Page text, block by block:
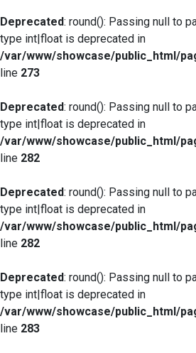
Deprecated: round(): Passing null to
type int|float is deprecated in
/var/www/showcase/public_html/
line 273
Deprecated: round(): Passing null to
type int|float is deprecated in
/var/www/showcase/public_html/
line 282
Deprecated: round(): Passing null to
type int|float is deprecated in
/var/www/showcase/public_html/
line 282
Deprecated: round(): Passing null to
type int|float is deprecated in
/var/www/showcase/public_html/
line 283